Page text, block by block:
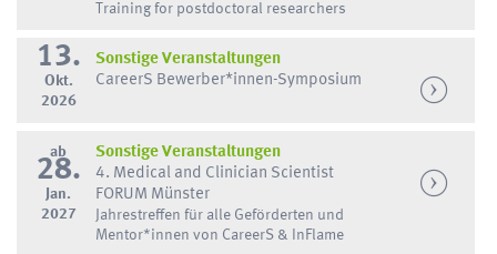
Training for postdoctoral researchers
13.
Okt.
2026
Sonstige Veranstaltungen
CareerS Bewerber*innen-Symposium
ab
28.
Jan.
2027
Sonstige Veranstaltungen
4. Medical and Clinician Scientist
FORUM Münster
Jahrestreffen für alle Geförderten und
Mentor*innen von CareerS & InFlame